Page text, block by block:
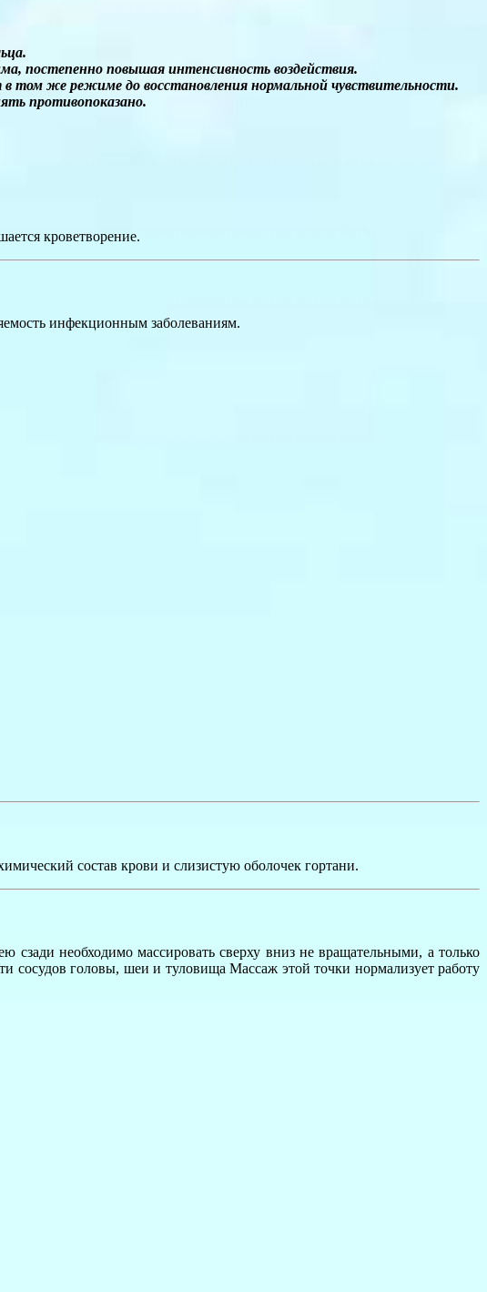
постепенно повышая интенсивность воздействия.
том же режиме до восстановления нормальной чувствительности.
противопоказано.
кроветворение.
инфекционным заболеваниям.
состав крови и слизистую оболочек гортани.
необходимо массировать сверху вниз не вращательными, а только
головы, шеи и туловища Массаж этой точки нормализует работу